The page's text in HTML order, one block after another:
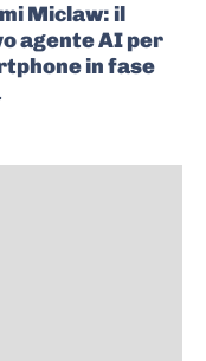
Miclaw: il
agente AI per
in fase